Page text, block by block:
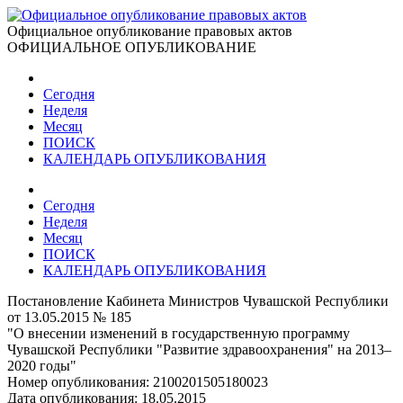
Официальное опубликование правовых актов
ОФИЦИАЛЬНОЕ ОПУБЛИКОВАНИЕ
Сегодня
Неделя
Месяц
ПОИСК
КАЛЕНДАРЬ ОПУБЛИКОВАНИЯ
Сегодня
Неделя
Месяц
ПОИСК
КАЛЕНДАРЬ ОПУБЛИКОВАНИЯ
Постановление Кабинета Министров Чувашской Республики
от 13.05.2015 № 185
"О внесении изменений в государственную программу
Чувашской Республики "Развитие здравоохранения" на 2013–
2020 годы"
Номер опубликования: 2100201505180023
Дата опубликования: 18.05.2015